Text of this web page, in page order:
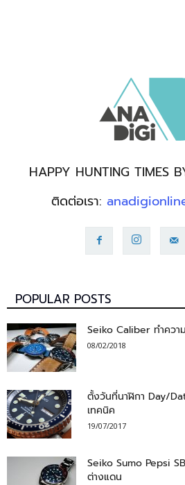
HAPPY HUNTING TIMES
ติดต่อเรา:
POPULAR POSTS
Seiko Caliber ทำควา
08/02/2018
ตั้งวันที่นาฬิกา Day/
เทคนิค
19/07/2017
Seiko Sumo Pepsi
ต่างแดน